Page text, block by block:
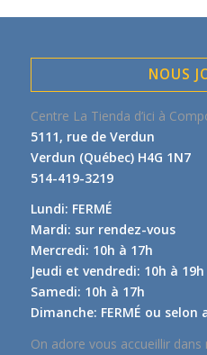
NOUS
Centre La Tienda d’ici à
5111, rue de Verdun
Verdun (Québec) H4G 1N7
514-419-3219
Lundi: FERMÉ
Mardi: sur rendez-vous
Mercredi: 10h à 17h
Jeudi et vendredi: 10h à 19h
Samedi: 10h à 17h
Dimanche: FERMÉ ou
On adore vous accueillir